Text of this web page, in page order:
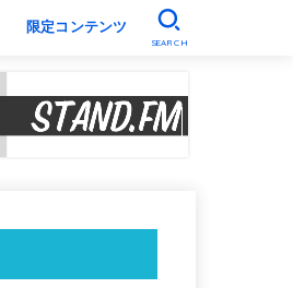
限定コンテンツ
SEARCH